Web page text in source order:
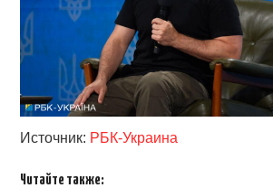
Источник: РБК-Украина
Читайте также: